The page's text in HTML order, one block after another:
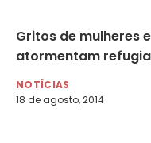
Gritos de mulheres
atormentam
NOTÍCIAS
18 de agosto, 2014